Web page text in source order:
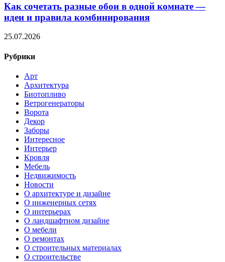
Как сочетать разные обои в одной комнате —
идеи и правила комбинирования
25.07.2026
Рубрики
Арт
Архитектура
Биотопливо
Ветрогенераторы
Ворота
Декор
Заборы
Интересное
Интерьер
Кровля
Мебель
Недвижимость
Новости
О архитектуре и дизайне
О инженерных сетях
О интерьерах
О ландшафтном дизайне
О мебели
О ремонтах
О строительных материалах
О строительстве